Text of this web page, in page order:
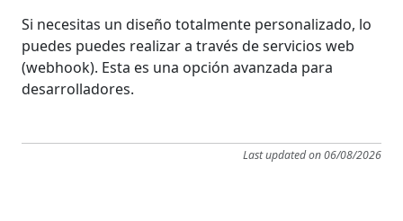
Si necesitas un diseño totalmente personalizado, lo
puedes puedes realizar a través de servicios web
(webhook). Esta es una opción avanzada para
desarrolladores.
Last updated on 06/08/2026